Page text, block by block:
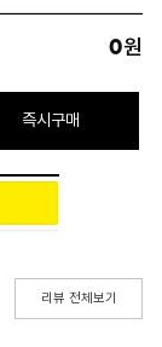
0원
즉시구매
리뷰 전체보기